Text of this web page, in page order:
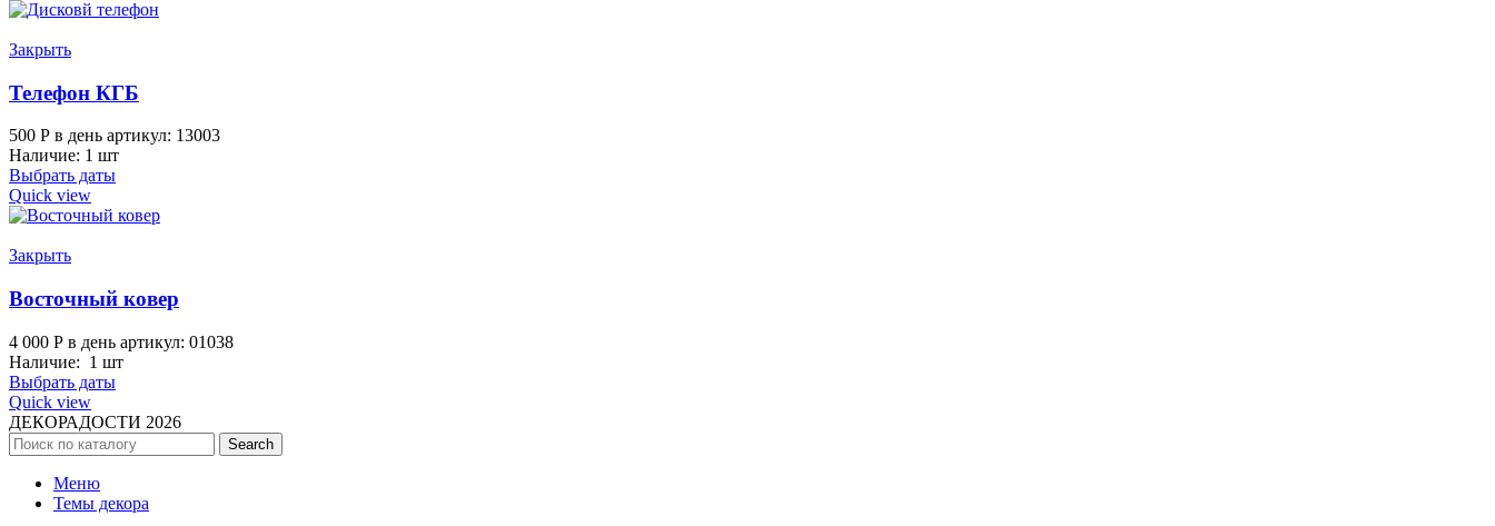
Закрыть
Телефон КГБ
500 Р в день артикул: 13003
Наличие: 1 шт
Выбрать даты
Quick view
Закрыть
Восточный ковер
4 000 Р в день артикул: 01038
Наличие: 1 шт
Выбрать даты
Quick view
ДЕКОРАДОСТИ 2026
Search
Меню
Темы декора